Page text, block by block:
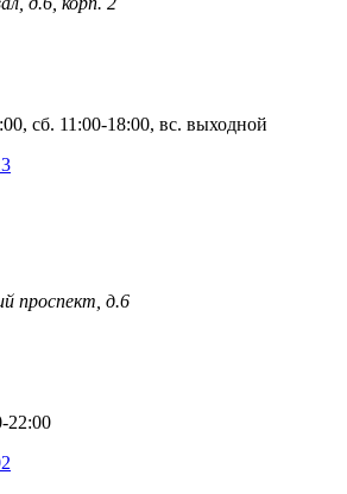
сб. 11:00-18:00, вс. выходной
проспект, д.6
22:00